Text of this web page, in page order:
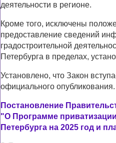
деятельности в регионе.
Кроме того, исключены
предоставление сведений
градостроительной
Петербурга в пределах,
Установлено, что Закон
официального опубликования.
Постановление
"О Программе
Петербурга на 2025 год и